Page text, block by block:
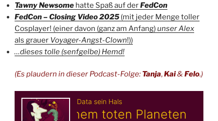
Tawny Newsome hatte Spaß auf derFedCon
FedCon – Closing Video 2025 (mit jeder Menge toller
Cosplayer! (einer davon (ganz am Anfang)unser Alex
als grauer Voyager-Angst-Clown!))
…dieses tolle (senfgelbe) Hemd!
(Es plaudern in dieser Podcast-Folge: Tanja,Kai& Felo.)